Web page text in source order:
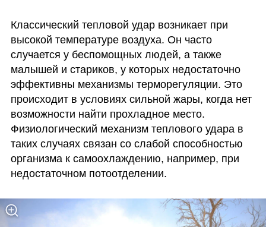
Классический тепловой удар возникает при
высокой температуре воздуха. Он часто
случается у беспомощных людей, а также
малышей и стариков, у которых недостаточно
эффективны механизмы терморегуляции. Это
происходит в условиях сильной жары, когда нет
возможности найти прохладное место.
Физиологический механизм теплового удара в
таких случаях связан со слабой способностью
организма к самоохлаждению, например, при
недостаточном потоотделении.